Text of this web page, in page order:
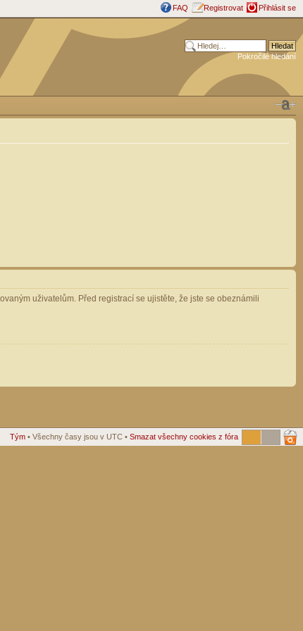
FAQ Registrovat Přihlásit se
Pokročilé hledání
uživatelům. Před registrací se ujistěte, že jste se obeznámili
Tým • Všechny časy jsou v UTC • Smazat všechny cookies z fóra